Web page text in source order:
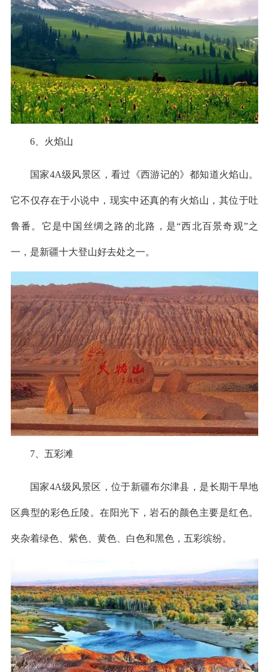
6、火焰山
国家4A级风景区，看过《西游记的》都知道火焰山。
它不仅存在于小说中，现实中还真的有火焰山，其位于吐
鲁番。它是中国丝绸之路的北路，是“西北百景奇观”之
一，是新疆十大登山好去处之一。
7、五彩滩
国家4A级风景区，位于新疆布尔津县，是长期干旱地
区典型的彩色丘陵。在阳光下，岩石的颜色主要是红色。
夹杂着绿色、紫色、黄色、白色和黑色，五彩缤纷。